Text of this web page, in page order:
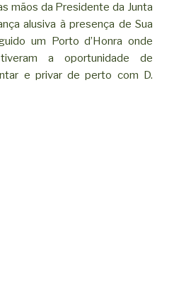
mãos da Presidente da Junta
alusiva à presença de Sua
um Porto d’Honra onde
a oportunidade de
e privar de perto com D.